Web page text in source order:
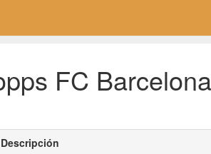
FC
Descripción